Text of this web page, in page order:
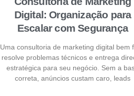
Digital: Organização para
Escalar com Segurança
Uma consultoria de marketing digital bem
resolve problemas técnicos e entrega
estratégica para seu negócio. Sem a
correta, anúncios custam caro, leads